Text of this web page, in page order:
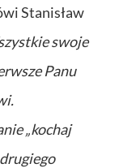
Stanisław
swoje
Panu
„kochaj